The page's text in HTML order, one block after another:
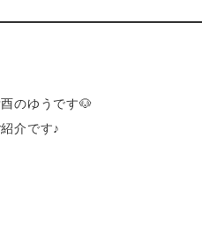
のゆうです🐶
介です♪